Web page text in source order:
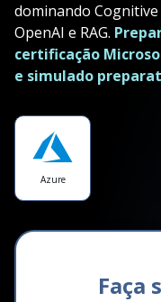
dominando Cognitive
OpenAI e RAG.
certificação
e simulado
Azure
Faça